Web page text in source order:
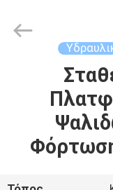
ΠΡΟΪΌΝΤΑ
ΣΧΕΤΙΚΆ